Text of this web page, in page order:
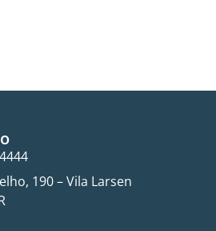
190 – Vila Larsen